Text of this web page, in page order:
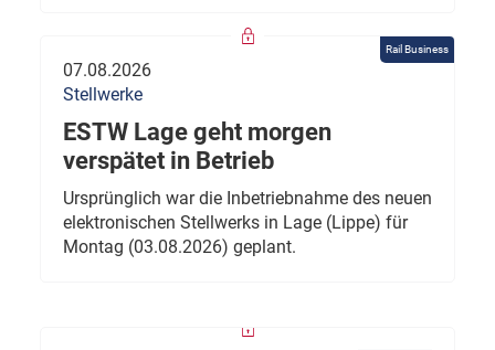
Rail Business
07.08.2026
Stellwerke
ESTW Lage geht morgen
verspätet in Betrieb
Ursprünglich war die Inbetriebnahme des neuen
elektronischen Stellwerks in Lage (Lippe) für
Montag (03.08.2026) geplant.